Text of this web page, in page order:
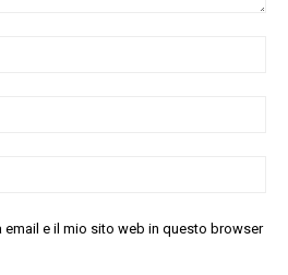
email e il mio sito web in questo browser